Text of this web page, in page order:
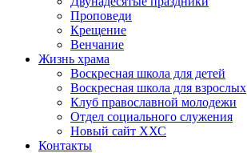
Проповеди
Крещение
Венчание
Жизнь храма
Воскресная школа для детей
Воскресная школа для взрослых
Клуб православной молодежи
Отдел социального служения
Новый сайт ХХС
Контакты